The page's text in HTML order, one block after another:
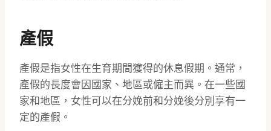
產假
產假是指女性在生育期間獲得的休息假期。通常，
產假的長度會因國家、地區或僱主而異。在一些國
家和地區，女性可以在分娩前和分娩後分別享有一
定的產假。